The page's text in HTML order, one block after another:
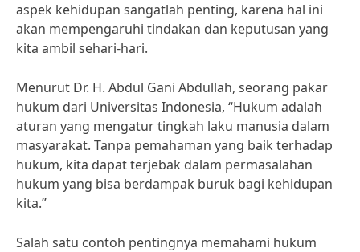
aspek kehidupan sangatlah penting, karena hal ini
akan mempengaruhi tindakan dan keputusan yang
kita ambil sehari-hari.
Menurut Dr. H. Abdul Gani Abdullah, seorang pakar
hukum dari Universitas Indonesia, “Hukum adalah
aturan yang mengatur tingkah laku manusia dalam
masyarakat. Tanpa pemahaman yang baik terhadap
hukum, kita dapat terjebak dalam permasalahan
hukum yang bisa berdampak buruk bagi kehidupan
kita.”
Salah satu contoh pentingnya memahami hukum